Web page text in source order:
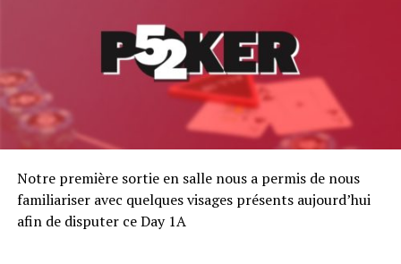
Notre première sortie en salle nous a permis de nous
familiariser avec quelques visages présents aujourd’hui
afin de disputer ce Day 1A